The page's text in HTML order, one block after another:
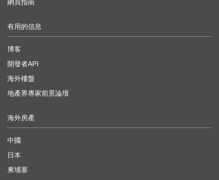
網頁指南
有用的信息
博客
開發者API
海外樓盤
地產界專家前景論壇
海外房產
中國
日本
柬埔寨